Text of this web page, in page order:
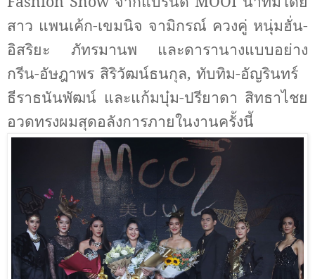
สาว แพนเค้ก-เขมนิจ จามิกรณ์ ควงคู่ หนุ่มฮั่น-
อิสริยะ ภัทรมานพ และดารานางแบบอย่าง
กรีน-อัษฎาพร สิริวัฒน์ธนกุล, ทับทิม-อัญรินทร์
ธีราธนันพัฒน์ และแก้มบุ๋ม-ปรียาดา สิทธาไชย
อวดทรงผมสุดอลังการภายในงานครั้งนี้